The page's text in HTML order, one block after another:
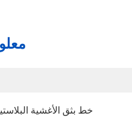
خط بثق الأغشية